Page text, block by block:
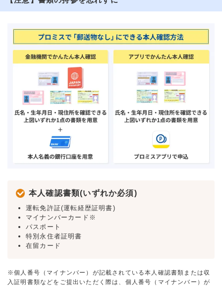
本人確認書類(いずれか必須)
運転免許証(運転経歴証明書)
マイナンバーカード※
パスポート
特別永住者証明書
在留カード
※個人番号（マイナンバー）が記載されている本人確認書類または収
入証明書類などをご提出いただく際は、個人番号（マイナンバー）が